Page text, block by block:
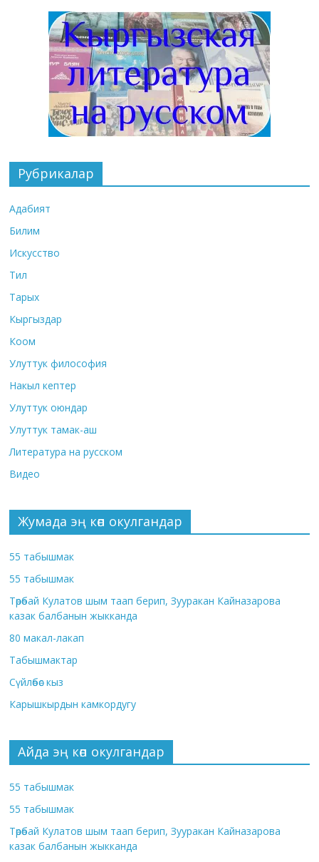
Рубрикалар
Адабият
Билим
Искусство
Тил
Тарых
Кыргыздар
Коом
Улуттук философия
Накыл кептер
Улуттук оюндар
Улуттук тамак-аш
Литература на русском
Видео
Жумада эң көп окулгандар
55 табышмак
55 табышмак
Төрөбай Кулатов шым таап берип, Зууракан Кайназарова
казак балбанын жыкканда
80 макал-лакап
Табышмактар
Сүйлөбөс кыз
Карышкырдын камкордугу
Айда эң көп окулгандар
55 табышмак
55 табышмак
Төрөбай Кулатов шым таап берип, Зууракан Кайназарова
казак балбанын жыкканда